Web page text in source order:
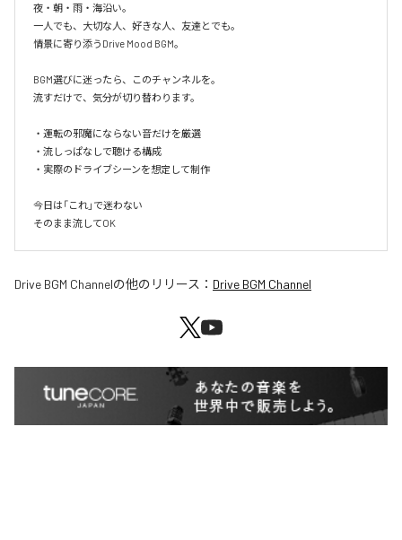
夜・朝・雨・海沿い。
一人でも、大切な人、好きな人、友達とでも。
情景に寄り添うDrive Mood BGM。
BGM選びに迷ったら、このチャンネルを。
流すだけで、気分が切り替わります。
・運転の邪魔にならない音だけを厳選
・流しっぱなしで聴ける構成
・実際のドライブシーンを想定して制作
今日は「これ」で迷わない
そのまま流してOK
Drive BGM Channelの他のリリース： Drive BGM Channel